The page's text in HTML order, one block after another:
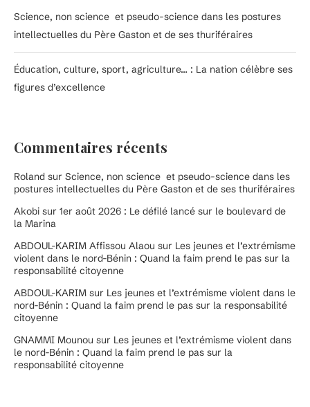
Science, non science et pseudo-science dans les postures
intellectuelles du Père Gaston et de ses thuriféraires
Éducation, culture, sport, agriculture… : La nation célèbre ses
figures d’excellence
Commentaires récents
Roland sur Science, non science et pseudo-science dans les
postures intellectuelles du Père Gaston et de ses thuriféraires
Akobi sur 1er août 2026 : Le défilé lancé sur le boulevard de
la Marina
ABDOUL-KARIM Affissou Alaou sur Les jeunes et l’extrémisme
violent dans le nord-Bénin : Quand la faim prend le pas sur la
responsabilité citoyenne
ABDOUL-KARIM sur Les jeunes et l’extrémisme violent dans le
nord-Bénin : Quand la faim prend le pas sur la responsabilité
citoyenne
GNAMMI Mounou sur Les jeunes et l’extrémisme violent dans
le nord-Bénin : Quand la faim prend le pas sur la
responsabilité citoyenne